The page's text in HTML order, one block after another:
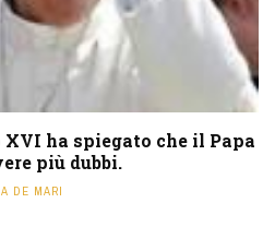
XVI ha spiegato che il Papa
più dubbi.
DE MARI